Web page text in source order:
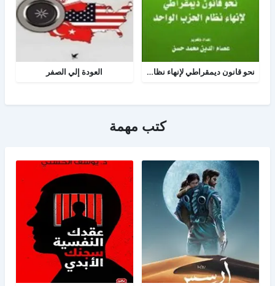
نحو قانون ديمقراطي لإنهاء نظام الحزب الواحد العودة إلي الصفر
كتب مهمة